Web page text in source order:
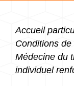
Accueil
Conditions
Médecine du
individuel